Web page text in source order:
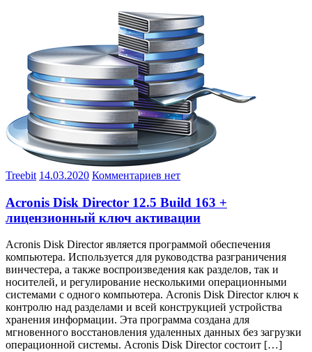
Treebit 14.03.2020 Комментариев нет
Acronis Disk Director 12.5 Build 163 +
лицензионный ключ активации
Acronis Disk Director является программой обеспечения
компьютера. Используется для руководства разграничения
винчестера, а также воспроизведения как разделов, так и
носителей, и регулирование несколькими операционными
системами с одного компьютера. Acronis Disk Director ключ к
контролю над разделами и всей конструкцией устройства
хранения информации. Эта программа создана для
мгновенного восстановления удаленных данных без загрузки
операционной системы. Acronis Disk Director состоит […]